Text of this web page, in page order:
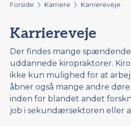
Forside Karriere Karriereveje
Karriereveje
Der findes mange
uddannede kiropraktorer.
ikke kun mulighed for at
åbner også mange andre
inden for blandet andet
job i sekundærsektoren eller